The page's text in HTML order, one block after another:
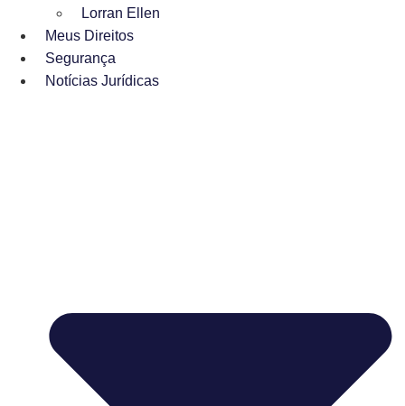
Lorran Ellen
Meus Direitos
Segurança
Notícias Jurídicas